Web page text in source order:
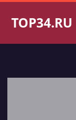
TOP34.RU